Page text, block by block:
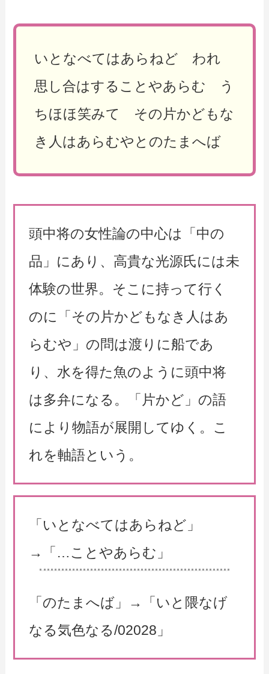
いとなべてはあらねど われ
思し合はすることやあらむ う
ちほほ笑みて その片かどもな
き人はあらむやとのたまへば
頭中将の女性論の中心は「中の
品」にあり、高貴な光源氏には未
体験の世界。そこに持って行く
のに「その片かどもなき人はあ
らむや」の問は渡りに船であ
り、水を得た魚のように頭中将
は多弁になる。「片かど」の語
により物語が展開してゆく。こ
れを軸語という。
「いとなべてはあらねど」
→「…ことやあらむ」
「のたまへば」→「いと隈なげ
なる気色なる/02028」